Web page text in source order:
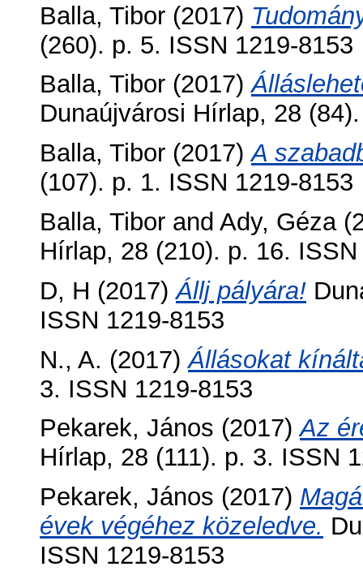
Balla, Tibor (2017)
(260). p. 5. ISSN 1219-8153
Balla, Tibor (2017)
Dunaújvárosi Hírlap, 28
Balla, Tibor (2017)A
(107). p. 1. ISSN 1219-8153
Balla, Tibor and Ady, Géza
Hírlap, 28 (210). p. 16.
D, H (2017)Állj pályára!
ISSN 1219-8153
N., A. (2017)Állásokat
3. ISSN 1219-8153
Pekarek, János (2017)Az
Hírlap, 28 (111). p. 3. ISSN
Pekarek, János (2017)
évek végéhez közeledve.
ISSN 1219-8153